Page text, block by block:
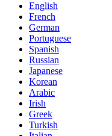
English
French
German
Portuguese
Spanish
Russian
Japanese
Korean
Arabic
Irish
Greek
Turkish